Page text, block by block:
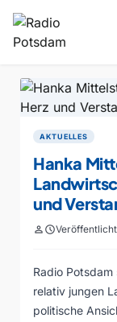
AKTUELLES
Hanka
und
personschedule
Radio
relativ jungen
politische